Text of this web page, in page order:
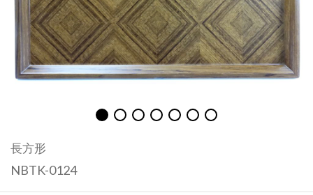
長方形
NBTK-0124